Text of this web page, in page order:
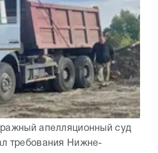
апелляционный суд
требования Нижне-